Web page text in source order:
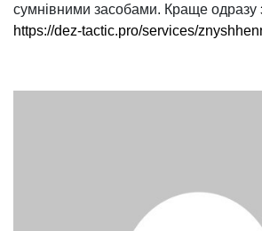
сумнівними засобами. Краще одразу
https://dez-tactic.pro/services/